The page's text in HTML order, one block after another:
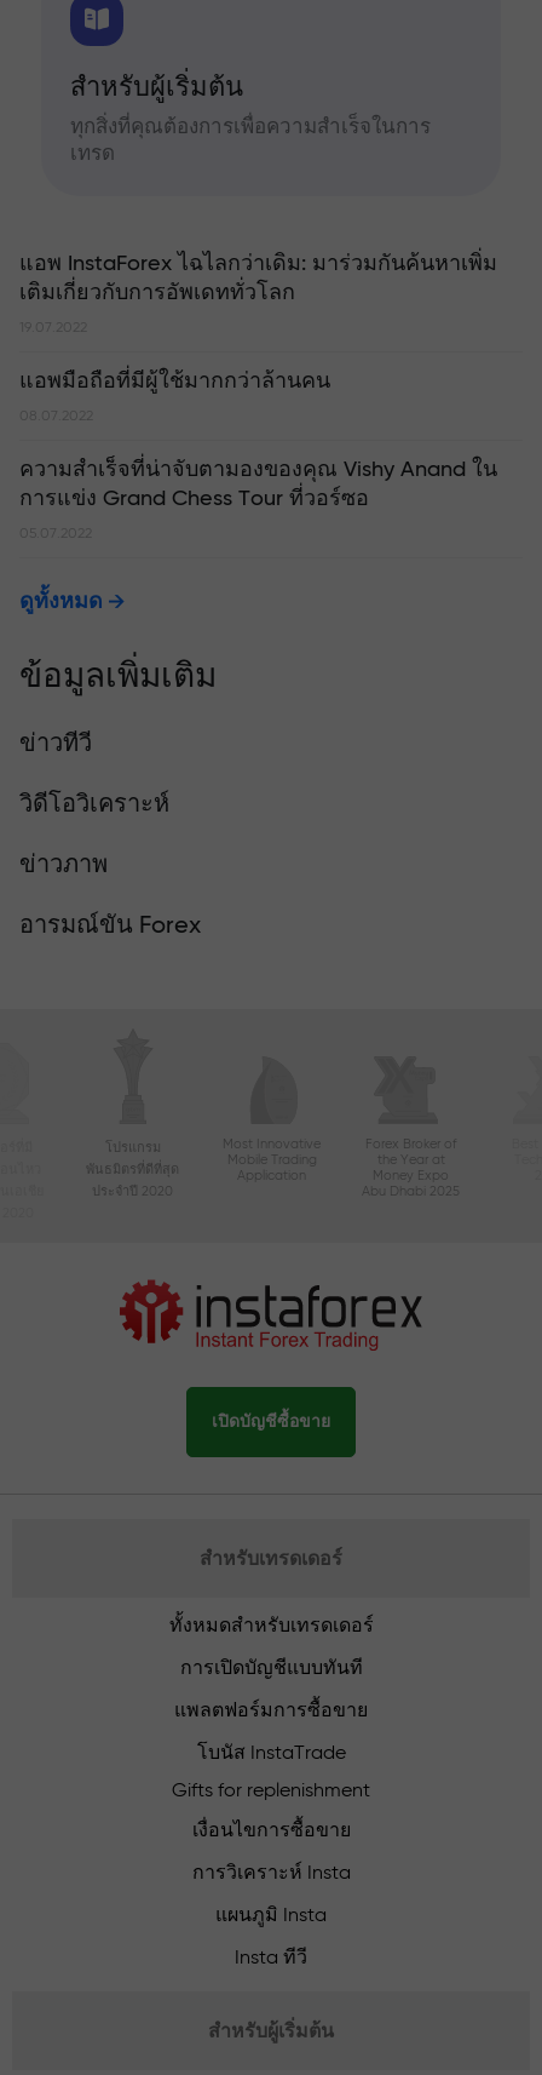
สำหรับผู้เริ่มต้น
ทุกสิ่งที่คุณต้องการเพื่อความสำเร็จในการ
เทรด
แอพ InstaForex ไฉไลกว่าเดิม: มาร่วมกันค้นหาเพิ่ม
เติมเกี่ยวกับการอัพเดททั่วโลก
19.07.2022
แอพมือถือที่มีผู้ใช้มากกว่าล้านคน
08.07.2022
ความสำเร็จที่น่าจับตามองของคุณ Vishy Anand ใน
การแข่ง Grand Chess Tour ที่วอร์ซอ
ดูทั้งหมด
ข้อมูลเพิ่มเติม
ข่าวทีวี
วิดีโอวิเคราะห์
ข่าวภาพ
อารมณ์ขัน Forex
โปรแกรม
พันธมิตรที่ดีที่สุด
ประจำปี 2020
Most Innovative
Mobile Trading
Application
Forex Broker of
the Year at
Money Expo
Abu Dhabi 2025
เปิดบัญชีซื้อขาย
สำหรับเทรดเดอร์
ทั้งหมดสำหรับเทรดเดอร์
การเปิดบัญชีแบบทันที
แพลตฟอร์มการซื้อขาย
โบนัส InstaTrade
Gifts for replenishment
เงื่อนไขการซื้อขาย
การวิเคราะห์ Insta
แผนภูมิ Insta
Insta ทีวี
สำหรับผู้เริ่มต้น